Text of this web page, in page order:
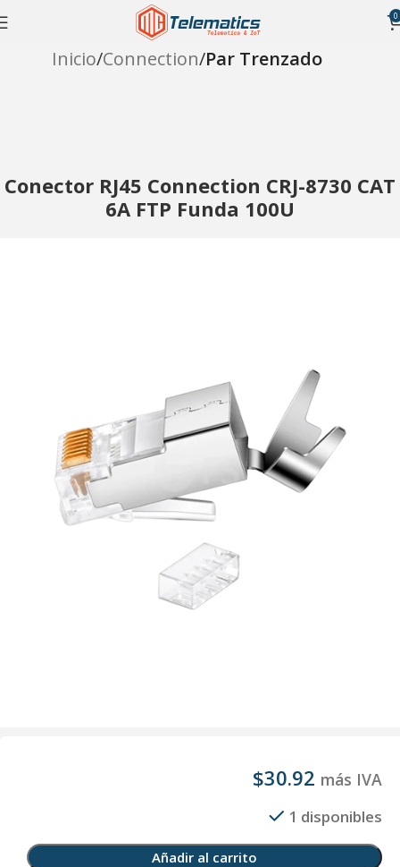
0
Inicio Connection Par Trenzado
Conector RJ45 Connection CRJ-8730 CAT
6A FTP Funda 100U
$30.92 más IVA
1 disponibles
Añadir al carrito